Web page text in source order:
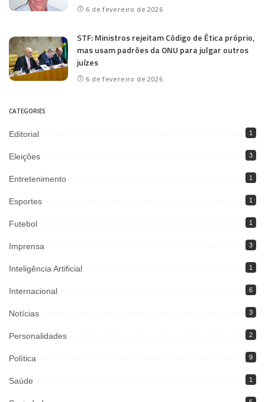
6 de fevereiro de 2026
STF: Ministros rejeitam Código de Ética próprio,
mas usam padrões da ONU para julgar outros
juízes
6 de fevereiro de 2026
CATEGORIES
Editorial 1
Eleições 3
Entretenimento 1
Esportes 1
Futebol 1
Imprensa 3
Inteligência Artificial 1
Internacional 6
Notícias 3
Personalidades 2
Política 9
Saúde 1